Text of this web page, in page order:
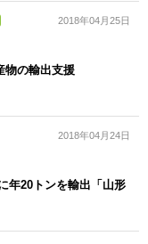
2018年04月25日
物の輸出支援
2018年04月24日
年20トンを輸出「山形